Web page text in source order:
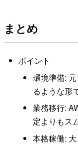
まとめ
ポイント
環境準備:
るような形
業務移行:
定よりもス
本格稼働: